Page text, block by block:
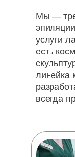
Мы —
услуги
есть
линейка
всегда